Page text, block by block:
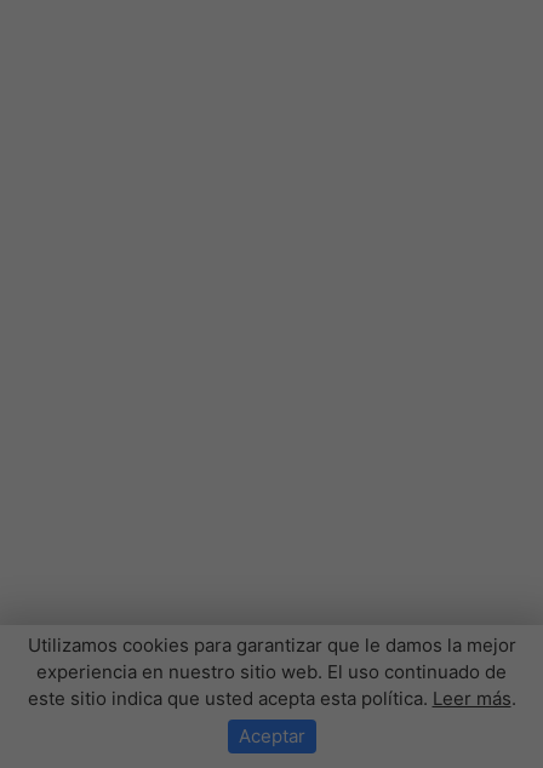
Utilizamos cookies para garantizar que le damos la mejor
experiencia en nuestro sitio web. El uso continuado de
este sitio indica que usted acepta esta política. Leer más.
Aceptar